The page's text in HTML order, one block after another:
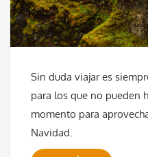
Sin duda viajar es
para los que no pueden
momento para
Navidad.